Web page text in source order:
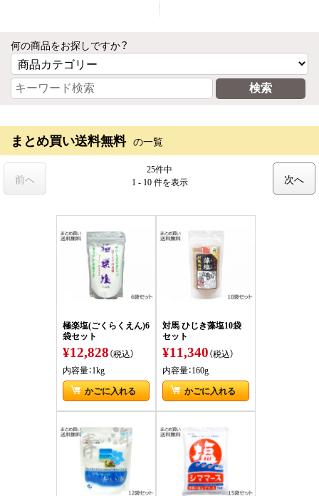
何の商品をお探しですか？
まとめ買い送料無料 の一覧
25件中
1 - 10 件を表示
前へ 次へ
極楽塩(ごくらくえん)6
袋セット
¥12,828（税込）
内容量：1kg
かごに入れる
対馬 ひじき藻塩10袋
セット
¥11,340（税込）
内容量：160g
かごに入れる